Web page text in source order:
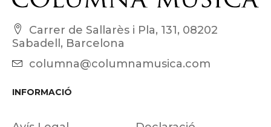
Carrer de Sallarès i Pla, 131, 08202
Sabadell, Barcelona
columna@columnamusica.com
INFORMACIÓ